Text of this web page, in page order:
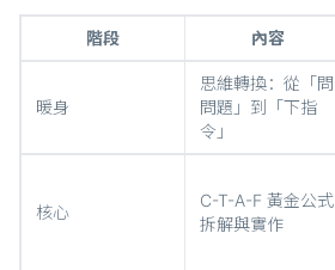
階段 內容
暖身
思維轉換：從「問
問題」到「下指
令」
核心
C-T-A-F 黃金公式
拆解與實作